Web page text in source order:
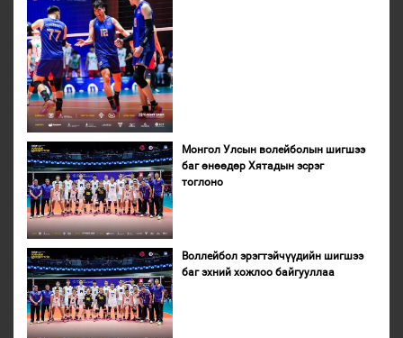
Монгол Улсын волейболын шигшээ
баг өнөөдөр Хятадын эсрэг
тоглоно
Воллейбол эрэгтэйчүүдийн шигшээ
баг эхний хожлоо байгууллаа